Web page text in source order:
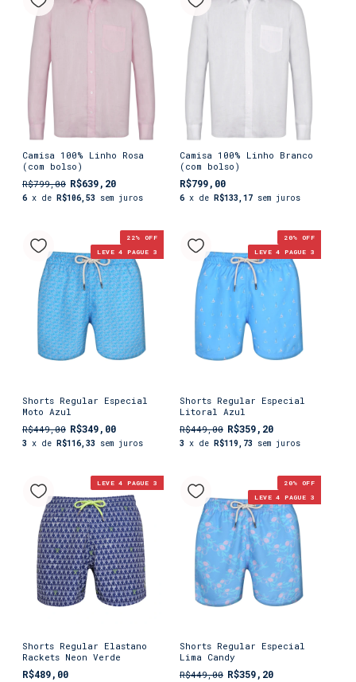
Camisa 100% Linho Rosa
(com bolso)
R$799,00 R$639,20
6 x de R$106,53 sem juros
Camisa 100% Linho Branco
(com bolso)
R$799,00
6 x de R$133,17 sem juros
22% OFF
LEVE 4 PAGUE 3
Shorts Regular Especial
Moto Azul
R$449,00 R$349,00
3 x de R$116,33 sem juros
20% OFF
LEVE 4 PAGUE 3
Shorts Regular Especial
Litoral Azul
R$449,00 R$359,20
3 x de R$119,73 sem juros
LEVE 4 PAGUE 3
Shorts Regular Elastano
Rackets Neon Verde
R$489,00
20% OFF
LEVE 4 PAGUE 3
Shorts Regular Especial
Lima Candy
R$449,00 R$359,20